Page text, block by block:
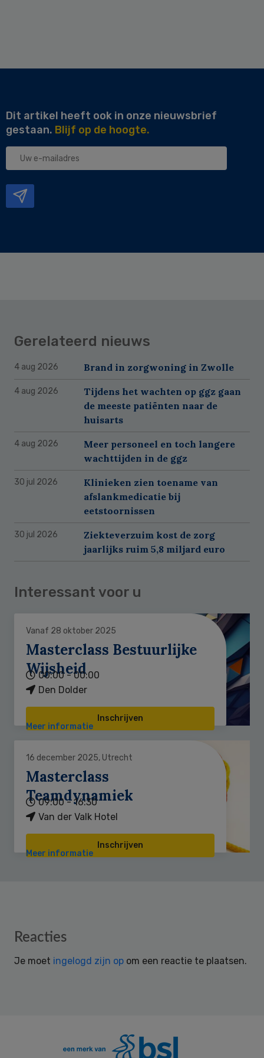
Dit artikel heeft ook in onze nieuwsbrief
gestaan. Blijf op de hoogte.
Uw
Gerelateerd nieuws
4 aug 2026 Brand in zorgwoning in Zwolle
4 aug 2026
Tijdens het wachten op ggz gaan
de meeste patiënten naar de
huisarts
4 aug 2026
Meer personeel en toch langere
wachttijden in de ggz
30 jul 2026
Klinieken zien toename van
afslankmedicatie bij
eetstoornissen
30 jul 2026
Ziekteverzuim kost de zorg
jaarlijks ruim 5,8 miljard euro
Interessant voor u
Vanaf 28 oktober 2025
Masterclass Bestuurlijke
Wijsheid
00:00 - 00:00
Den Dolder
Inschrijven
Meer informatie
16 december 2025, Utrecht
Masterclass
Teamdynamiek
09:00 - 16:30
Van der Valk Hotel
Inschrijven
Meer informatie
Reader
Reacties
Je moet ingelogd zijn op om een reactie te plaatsen.